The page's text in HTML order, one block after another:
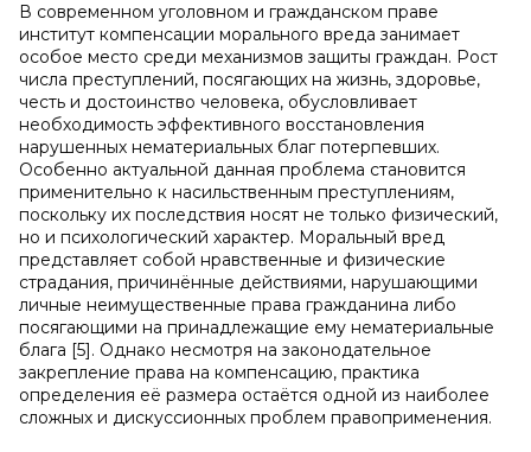
В современном уголовном и гражданском праве
институт компенсации морального вреда занимает
особое место среди механизмов защиты граждан. Рост
числа преступлений, посягающих на жизнь, здоровье,
честь и достоинство человека, обусловливает
необходимость эффективного восстановления
нарушенных нематериальных благ потерпевших.
Особенно актуальной данная проблема становится
применительно к насильственным преступлениям,
поскольку их последствия носят не только физический,
но и психологический характер. Моральный вред
представляет собой нравственные и физические
страдания, причинённые действиями, нарушающими
личные неимущественные права гражданина либо
посягающими на принадлежащие ему нематериальные
блага [5]. Однако несмотря на законодательное
закрепление права на компенсацию, практика
определения её размера остаётся одной из наиболее
сложных и дискуссионных проблем правоприменения.